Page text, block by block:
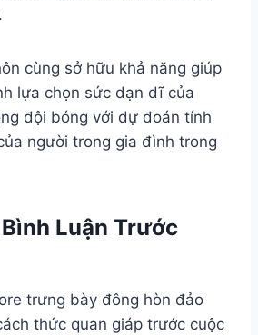
cùng sở hữu khả năng giúp
lựa chọn sức dạn dĩ của
đội bóng với dự đoán tính
người trong gia đình trong
Luận Trước
trưng bày đông hòn đảo
thức quan giáp trước cuộc